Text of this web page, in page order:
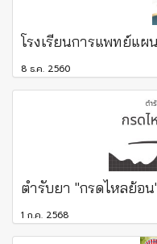
โรงเรียนการแพทย์แผ
8 ธ.ค. 2560
ตำรับยา "กรดไหลย้อน
1 ก.ค. 2568